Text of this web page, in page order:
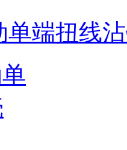
单端扭线